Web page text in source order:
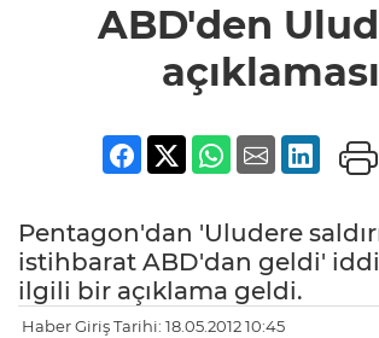
ABD'den
açıklaması
Pentagon'dan 'Uludere
istihbarat ABD'dan geldi'
ilgili bir açıklama geldi.
Haber Giriş Tarihi: 18.05.2012 10:45